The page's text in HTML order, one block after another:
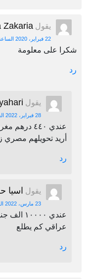
يقول Zakaria
22 فبراير، 2020 الساعة 1:31 ص
شكرا على معلومة
رد
يقول
28 فبراير، 2022 الساعة 12:23 ص
عندي ٤٤٠ درهم مغربي
أريد تحويلهم مصري
رد
يقول اسيا
23 مارس، 2022 الساعة 11:17 ص
عندي
عراقي كم يطلع
رد